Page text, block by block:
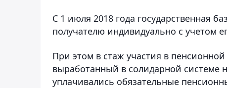
C 1 июля 2018 года государственная
получателю индивидуально с учетом
При этом в стаж участия в
выработанный в солидарной системе
уплачивались обязательные